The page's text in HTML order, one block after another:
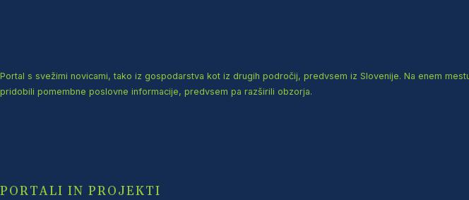
Portal s svežimi novicami, tako iz gospodarstva kot iz drugih področij, predvsem iz Slovenije. Na enem
pridobili pomembne poslovne informacije, predvsem pa razširili obzorja.
PORTALI IN PROJEKTI